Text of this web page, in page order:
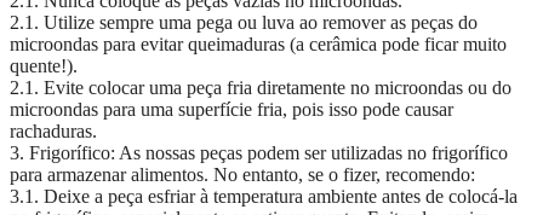
2.1. Utilize sempre uma pega ou luva ao remover as peças do
microondas para evitar queimaduras (a cerâmica pode ficar muito
quente!).
2.1. Evite colocar uma peça fria diretamente no microondas ou do
microondas para uma superfície fria, pois isso pode causar
rachaduras.
3. Frigorífico: As nossas peças podem ser utilizadas no frigorífico
para armazenar alimentos. No entanto, se o fizer, recomendo:
3.1. Deixe a peça esfriar à temperatura ambiente antes de colocá-la